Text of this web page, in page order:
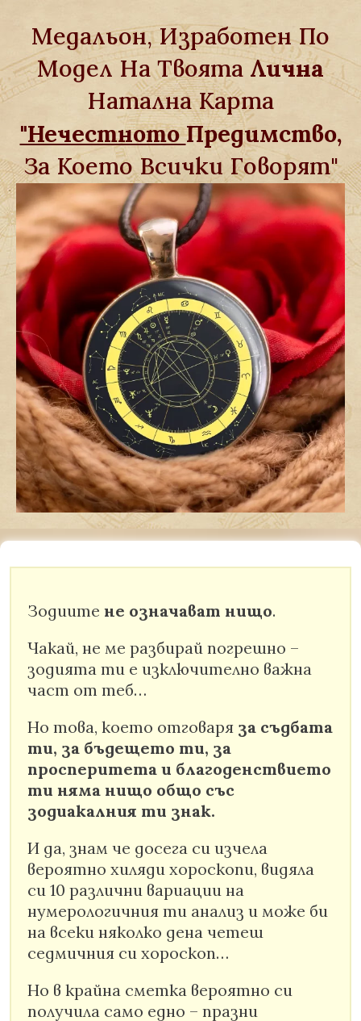
Медальон, Изработен По
Модел На ТвоятаЛична
Натална Карта
"НечестнотоПредимство,
За Което Всички Говорят"
Зодиите не означават нищо.
Чакай, не ме разбирай погрешно –
зодията ти е изключително важна
част от теб…
Но това, което отговаря за съдбата
ти, за бъдещето ти, за
просперитета и благоденствието
ти няма нищо общо със
зодиакалния ти знак.
И да, знам че досега си изчела
вероятно хиляди хороскопи, видяла
си 10 различни вариации на
нумерологичния ти анализ и може би
на всеки няколко дена четеш
седмичния си хороскоп…
Но в крайна сметка вероятно си
получила само едно – празни